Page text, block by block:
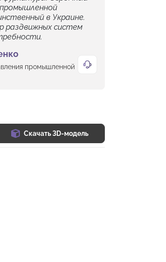
в Украине.
раздвижных систем
промышленной
Скачать 3D-модель